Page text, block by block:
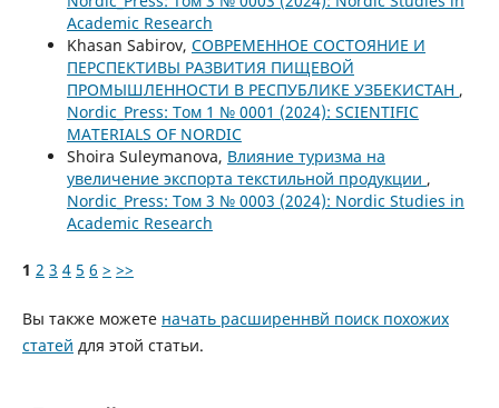
Academic Research
Khasan Sabirov, СОВРЕМЕННОЕ СОСТОЯНИЕ И
ПЕРСПЕКТИВЫ РАЗВИТИЯ ПИЩЕВОЙ
ПРОМЫШЛЕННОСТИ В РЕСПУБЛИКЕ УЗБЕКИСТАН ,
Nordic_Press: Том 1 № 0001 (2024): SCIENTIFIC
MATERIALS OF NORDIC
Shoira Suleymanova, Влияние туризма на
увеличение экспорта текстильной продукции ,
Nordic_Press: Том 3 № 0003 (2024): Nordic Studies in
Academic Research
1 2 3 4 5 6 > >>
Вы также можете начать расширеннвй поиск похожих
статей для этой статьи.